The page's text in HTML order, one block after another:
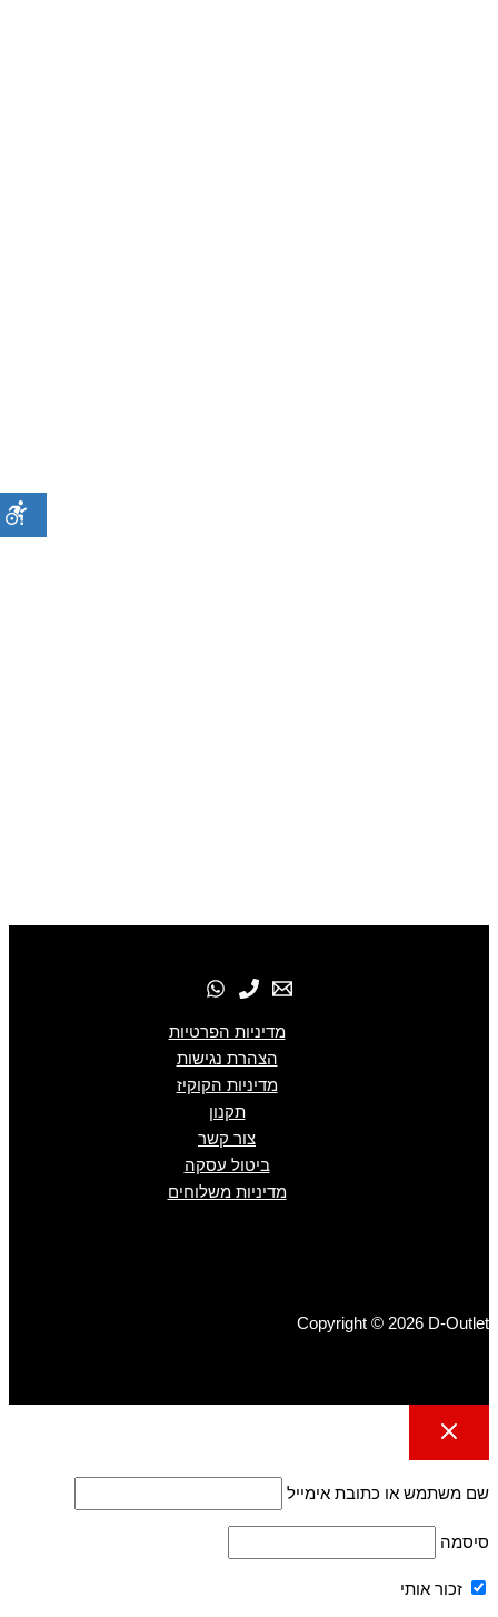
מדיניות הפרטיות
הצהרת נגישות
מדיניות הקוקיז
תקנון
צור קשר
ביטול עסקה
מדיניות משלוחים
Copyright © 2026 D-Outlet
שם משתמש או כתובת אימייל
סיסמה
זכור אותי